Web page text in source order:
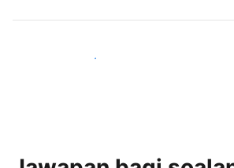
Sertai hos seperti anda